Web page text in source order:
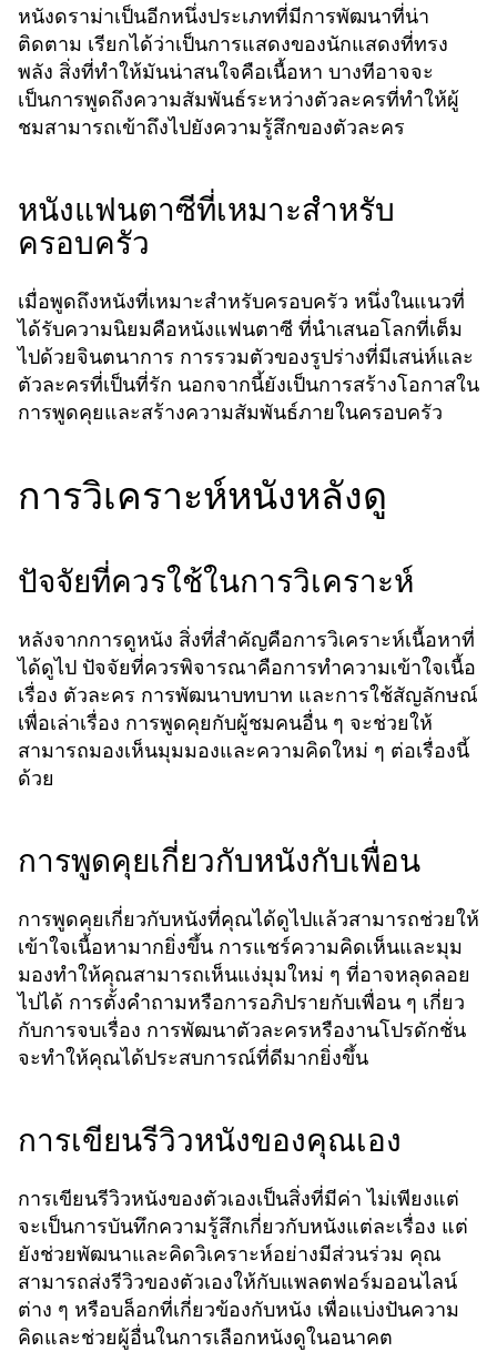
หนังดราม่าเป็นอีกหนึ่งประเภทที่มีการพัฒนาที่น่า
ติดตาม เรียกได้ว่าเป็นการแสดงของนักแสดงที่ทรง
พลัง สิ่งที่ทำให้มันน่าสนใจคือเนื้อหา บางทีอาจจะ
เป็นการพูดถึงความสัมพันธ์ระหว่างตัวละครที่ทำให้ผู้
ชมสามารถเข้าถึงไปยังความรู้สึกของตัวละคร
หนังแฟนตาซีที่เหมาะสำหรับ
ครอบครัว
เมื่อพูดถึงหนังที่เหมาะสำหรับครอบครัว หนึ่งในแนวที่
ได้รับความนิยมคือหนังแฟนตาซี ที่นำเสนอโลกที่เต็ม
ไปด้วยจินตนาการ การรวมตัวของรูปร่างที่มีเสน่ห์และ
ตัวละครที่เป็นที่รัก นอกจากนี้ยังเป็นการสร้างโอกาสใน
การพูดคุยและสร้างความสัมพันธ์ภายในครอบครัว
การวิเคราะห์หนังหลังดู
ปัจจัยที่ควรใช้ในการวิเคราะห์
หลังจากการดูหนัง สิ่งที่สำคัญคือการวิเคราะห์เนื้อหาที่
ได้ดูไป ปัจจัยที่ควรพิจารณาคือการทำความเข้าใจเนื้อ
เรื่อง ตัวละคร การพัฒนาบทบาท และการใช้สัญลักษณ์
เพื่อเล่าเรื่อง การพูดคุยกับผู้ชมคนอื่น ๆ จะช่วยให้
สามารถมองเห็นมุมมองและความคิดใหม่ ๆ ต่อเรื่องนี้
ด้วย
การพูดคุยเกี่ยวกับหนังกับเพื่อน
การพูดคุยเกี่ยวกับหนังที่คุณได้ดูไปแล้วสามารถช่วยให้
เข้าใจเนื้อหามากยิ่งขึ้น การแชร์ความคิดเห็นและมุม
มองทำให้คุณสามารถเห็นแง่มุมใหม่ ๆ ที่อาจหลุดลอย
ไปได้ การตั้งคำถามหรือการอภิปรายกับเพื่อน ๆ เกี่ยว
กับการจบเรื่อง การพัฒนาตัวละครหรืองานโปรดักชั่น
จะทำให้คุณได้ประสบการณ์ที่ดีมากยิ่งขึ้น
การเขียนรีวิวหนังของคุณเอง
การเขียนรีวิวหนังของตัวเองเป็นสิ่งที่มีค่า ไม่เพียงแต่
จะเป็นการบันทึกความรู้สึกเกี่ยวกับหนังแต่ละเรื่อง แต่
ยังช่วยพัฒนาและคิดวิเคราะห์อย่างมีส่วนร่วม คุณ
สามารถส่งรีวิวของตัวเองให้กับแพลตฟอร์มออนไลน์
ต่าง ๆ หรือบล็อกที่เกี่ยวข้องกับหนัง เพื่อแบ่งปันความ
คิดและช่วยผู้อื่นในการเลือกหนังดูในอนาคต